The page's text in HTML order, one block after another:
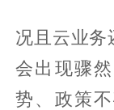
况且云业务
会出现骤
势、政策